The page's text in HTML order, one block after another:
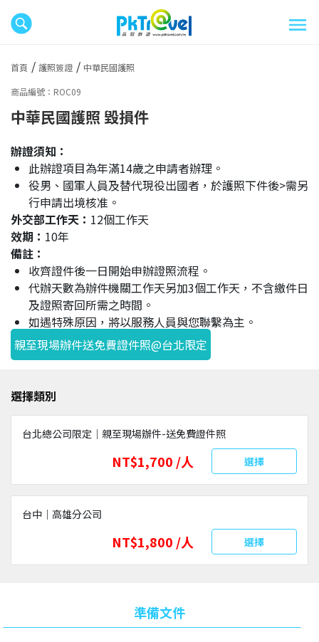
首頁 護照簽證
中華民國護照
商品編號：ROC09
中華民國護照 毀損件
辦證須知：
此辦證項目為年滿14歲之申請者辦理。
役男、國軍人員及替代現役出國者，於護照下件後>需另
行申請出境核准。
外交部工作天： 12個工作天
效期： 10年
備註：
收齊證件後一日開始申辦證照流程。
代辦天數為辦件機關工作天另加3個工作天，不含繳件日
及證照寄回所需之時間。
如遇特殊原因，將以服務人員與您聯繫為主。
親至現場辦件送免費證件照@台北限定
選擇類別
台北總公司限定｜親至現場辦件-送免費證件照
NT$1,700 /人 選擇
台中｜高雄分公司
NT$1,800 /人 選擇
準備文件